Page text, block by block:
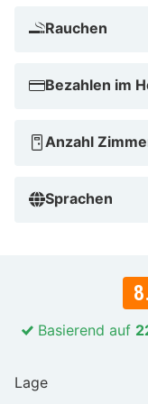
Holzhäusern und
Paare eignen.
Automatisch
Rauchen
Bezahlen im
Anzahl
Sprachen
Basierend auf
Lage